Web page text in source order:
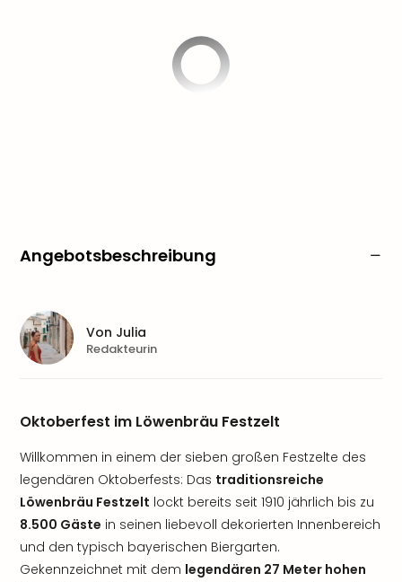
Angebotsbeschreibung
Oktoberfest im Löwenbräu Festzelt
Willkommen in einem der sieben großen Festzelte des
legendären Oktoberfests: Das traditionsreiche
Löwenbräu Festzelt lockt bereits seit 1910 jährlich bis zu
8.500 Gäste in seinen liebevoll dekorierten Innenbereich
und den typisch bayerischen Biergarten.
Gekennzeichnet mit dem legendären 27 Meter hohen
Von Julia
Redakteurin